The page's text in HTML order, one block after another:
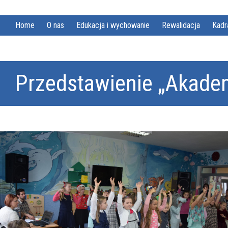
Home O nas Edukacja i wychowanie Rewalidacja
Przedstawienie